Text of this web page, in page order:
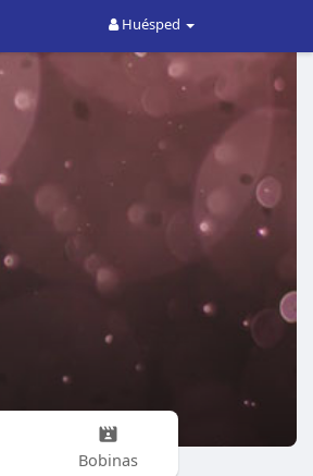
Huésped
Bobinas